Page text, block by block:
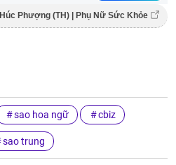
Húc Phượng (TH) | Phụ Nữ Sức Khỏe
sao hoa ngữ cbiz
sao trung